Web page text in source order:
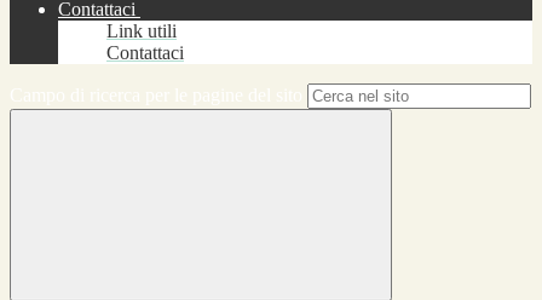
Contattaci
Link utili
Contattaci